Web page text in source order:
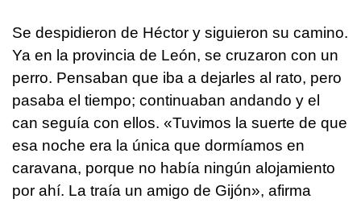
Se despidieron de Héctor y siguieron su camino.
Ya en la provincia de León, se cruzaron con un
perro. Pensaban que iba a dejarles al rato, pero
pasaba el tiempo; continuaban andando y el
can seguía con ellos. «Tuvimos la suerte de que
esa noche era la única que dormíamos en
caravana, porque no había ningún alojamiento
por ahí. La traía un amigo de Gijón», afirma